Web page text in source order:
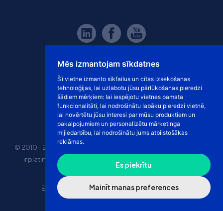
Mēs izmantojam sīkdatnes
Šī vietne izmanto sīkfailus un citas izsekošanas
tehnoloģijas, lai uzlabotu jūsu pārlūkošanas pieredzi
šādiem mērķiem: lai iespējotu vietnes pamata
funkcionalitāti, lai nodrošinātu labāku pieredzi vietnē,
lai novērtētu jūsu interesi par mūsu produktiem un
pakalpojumiem un personalizētu mārketinga
mijiedarbību, lai nodrošinātu jums atbilstošākas
reklāmas.
Es piekrītu
Mainīt manas preferences
© 2010 - 2026 eshoprent prekinis ženklas saugomas. Kopijuoti
ir platinti svetainės turinį be sutikimo griežtai draudžiama.
Kainos nurodytos be PVM
E-veikala īres cena
“Dropshipping” e-veikals
Marketplace tirdzniecība